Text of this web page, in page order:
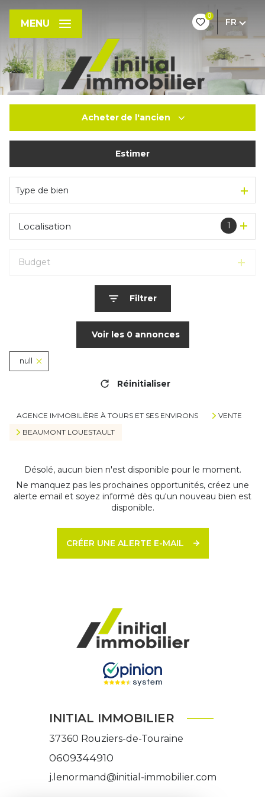
0
FR
MENU
Acheter de l'ancien
Estimer
Type de bien
1
Localisation
Budget
Filtrer
Voir les 0annonces
null
Réinitialiser
AGENCE IMMOBILIÈRE À TOURS ET SES ENVIRONS
VENTE
BEAUMONT LOUESTAULT
Désolé, aucun bien n'est disponible pour le moment.
Ne manquez pas les prochaines opportunités, créez une
alerte email et soyez informé dès qu'un nouveau bien est
disponible.
CRÉER UNE ALERTE E-MAIL
INITIAL IMMOBILIER
37360 Rouziers-de-Touraine
0609344910
j.lenormand@initial-immobilier.com